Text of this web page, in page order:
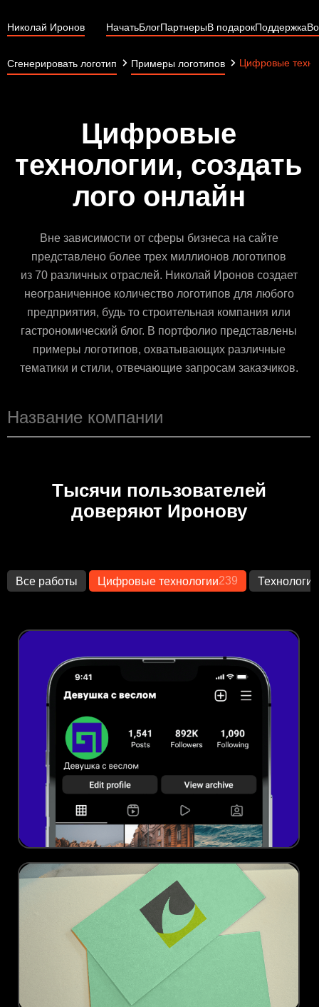
Николай Иронов НачатьБлогПартнерыВ подарокПоддержка
Сгенерировать логотип Примеры логотипов Цифровые
Цифровые
технологии, создать
лого онлайн
Вне зависимости от сферы бизнеса на сайте
представлено более трех миллионов логотипов
из 70 различных отраслей. Николай Иронов создает
неограниченное количество логотипов для любого
предприятия, будь то строительная компания или
гастрономический блог. В портфолио представлены
примеры логотипов, охватывающих различные
тематики и стили, отвечающие запросам заказчиков.
Тысячи пользователей
доверяют Иронову
Все работы Цифровые технологии239 Технологии